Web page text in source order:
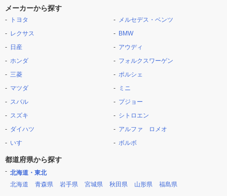
メーカーから探す
トヨタ
レクサス
日産
ホンダ
三菱
マツダ
スバル
スズキ
ダイハツ
いすゞ
メルセデス・ベンツ
BMW
アウディ
フォルクスワーゲン
ポルシェ
ミニ
プジョー
シトロエン
アルファ ロメオ
ボルボ
都道府県から探す
北海道・東北
北海道
青森県 岩手県 宮城県 秋田県 山形県 福島県